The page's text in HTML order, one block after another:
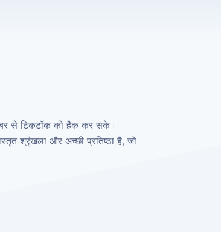
से टिकटॉक को हैक कर सके।
श्रृंखला और अच्छी प्रतिष्ठा है, जो